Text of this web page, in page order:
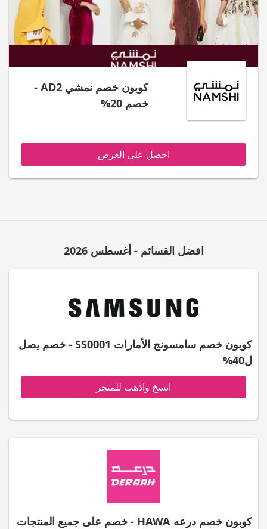
كوبون خصم نمشي AD2 -
خصم 20%
احصل على العرض
افضل القسائم - أغسطس 2026
كوبون خصم سامسونج الأمارات SS0001 - خصم يصل
ل40%
انسخ واذهب للمتجر
كوبون خصم درعه HAWA - خصم على جميع المنتجات